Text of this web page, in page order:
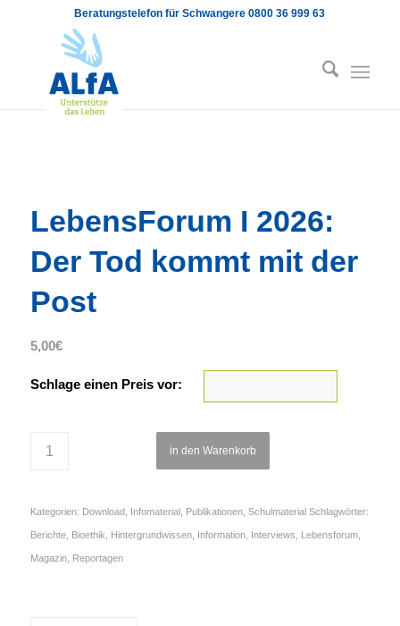
Beratungstelefon für Schwangere 0800 36 999 63
LebensForum I 2026:
Der Tod kommt mit der
Post
5,00€
Schlage einen Preis vor:
in den Warenkorb
Kategorien: Download, Infomaterial, Publikationen, Schulmaterial Schlagwörter:
Berichte, Bioethik Hintergrundwissen, Information, Interviews Lebensforum,
Magazin, Reportagen